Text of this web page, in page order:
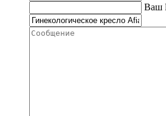
Ваш